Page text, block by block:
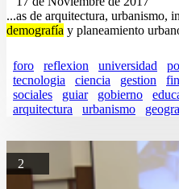
...as de arquitectura, urbanismo,
demografía y planeamiento
foro reflexion universidad
tecnologia
ciencia gestion
sociales
guiar gobierno
arquitectura
urbanismo
2